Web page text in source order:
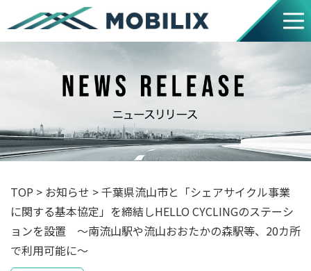
TOP > お知らせ >千葉県流山市と「シェアサイクル事業
に関する基本協定」を締結しHELLO CYCLINGのステーシ
ョンを設置 ～南流山駅や流山おおたかの森駅等、20カ所
で利用可能に～